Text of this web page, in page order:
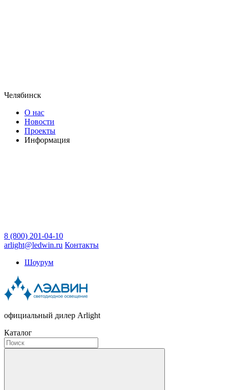
Челябинск
О нас
Новости
Проекты
Информация
8 (800) 201-04-10
arlight@ledwin.ru Контакты
Шоурум
официальный дилер Arlight
Каталог